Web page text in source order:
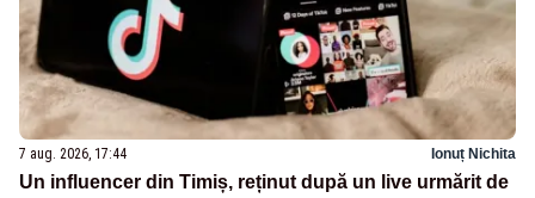
7 aug. 2026, 17:44 Ionuț Nichita
Un influencer din Timiș, reținut după un live urmărit de